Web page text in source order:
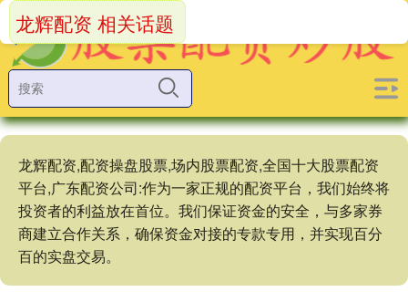
龙辉配资,配资操盘股票,场内股票配资,全国十大股票配资
平台,广东配资公司:作为一家正规的配资平台，我们始终将
投资者的利益放在首位。我们保证资金的安全，与多家券
商建立合作关系，确保资金对接的专款专用，并实现百分
百的实盘交易。
龙辉配资 相关话题